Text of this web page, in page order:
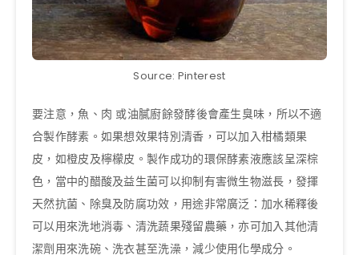
Source: Pinterest
要注意，魚、肉 或油膩廚餘發酵後會產生臭味，所以不適
合製作酵素。如果想效果特別清香，可以加入柑橘類果
皮，如橙皮及檸檬皮。製作成功的環保酵素液應該呈深棕
色，當中的醋酸及益生菌可以抑制有害微生物滋長，發揮
天然抗菌、除臭及防腐功效，用途非常廣泛：加水稀釋後
可以用來洗地消毒、清洗蔬果殘留農藥，亦可加入其他清
潔劑用來洗碗、洗衣甚至洗澡，減少使用化學成分。